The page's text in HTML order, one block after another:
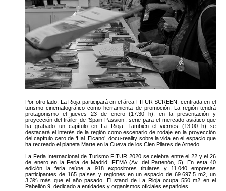
Por otro lado, La Rioja participará en el área FITUR SCREEN, centrada en el
turismo cinematográfico como herramienta de promoción. La región tendrá
protagonismo el jueves 23 de enero (17:30 h), en la presentación y
proyección del tráiler de ‘Spain Passion’, serie para el mercado asiático que
ha grabado un capítulo en La Rioja. También el viernes (13:00 h) se
destacará el interés de la región como escenario de rodaje en la proyección
del capítulo cero de ‘Hal_Elcano’, docu-reality sobre la vida en el espacio que
ha recreado el planeta Marte en la Cueva de los Cien Pilares de Arnedo.
La Feria Internacional de Turismo FITUR 2020 se celebra entre el 22 y el 26
de enero en la Feria de Madrid IFEMA (Av. del Partenón, 5). En esta 40
edición la feria reúne a 918 expositores titulares y 11.040 empresas
participantes de 165 países y regiones en un espacio de 69.697,5 m2, un
3,3% más que el año pasado. El stand de La Rioja ocupa 550 m2 en el
Pabellón 9, dedicado a entidades y organismos oficiales españoles.